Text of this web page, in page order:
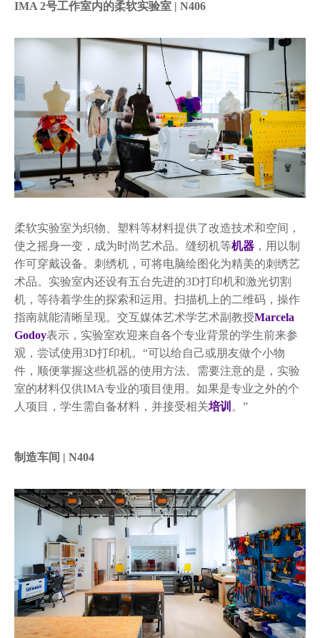
IMA 2号工作室内的柔软实验室 | N406
柔软实验室为织物、塑料等材料提供了改造技术和空间，
使之摇身一变，成为时尚艺术品。缝纫机等机器 ，用以制
作可穿戴设备。刺绣机，可将电脑绘图化为精美的刺绣艺
术品。实验室内还设有五台先进的3D打印机和激光切割
机，等待着学生的探索和运用。扫描机上的二维码，操作
指南就能清晰呈现。交互媒体艺术学艺术副教授Marcela
Godoy表示，实验室欢迎来自各个专业背景的学生前来参
观，尝试使用3D打印机。“可以给自己或朋友做个小物
件，顺便掌握这些机器的使用方法。需要注意的是，实验
室的材料仅供IMA专业的项目使用。如果是专业之外的个
人项目，学生需自备材料，并接受相关培训 。”
制造车间 | N404